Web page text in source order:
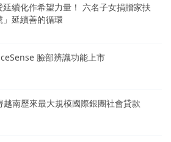
延續化作希望力量！ 六名子女捐贈家扶
」延續善的循環
臉部辨識功能上市
越南歷來最大規模國際銀團社會貸款